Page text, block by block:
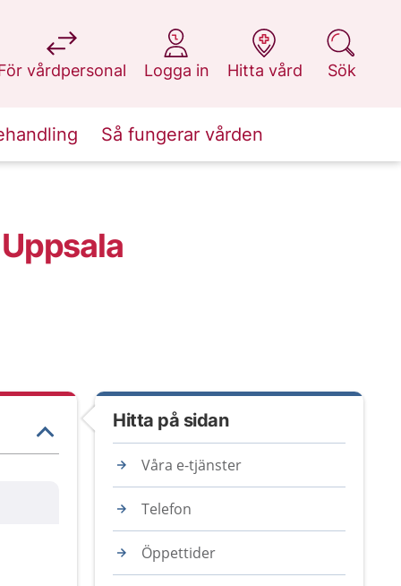
vårdpersonal
på 1177.se
Logga in
på 1177.se
Hitta vård
på 1177.se
Sök
på 1177.se
Så fungerar vården
Hitta på sidan
Våra e-tjänster
Telefon
Öppettider